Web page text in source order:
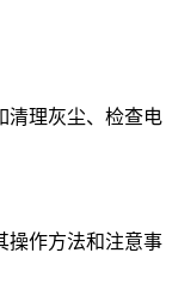
清理灰尘、检查电
操作方法和注意事